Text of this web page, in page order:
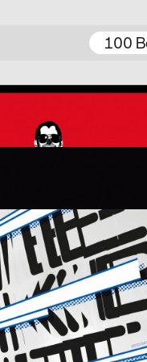
100
Paganini
Ausschreibung 2012
CH
– A Conviction
CH